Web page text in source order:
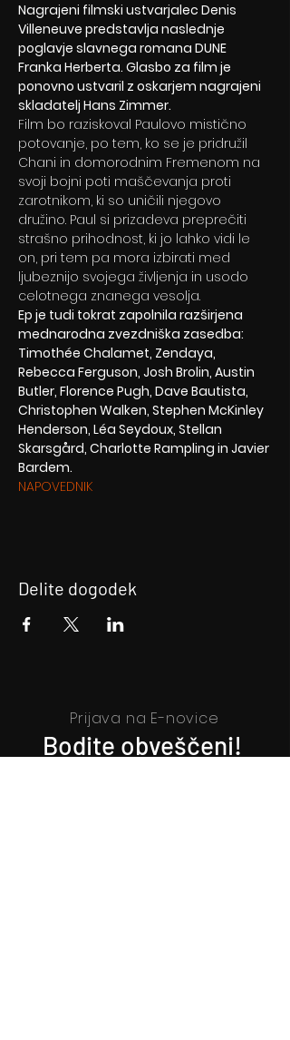
Nagrajeni filmski ustvarjalec Denis
Villeneuve predstavlja naslednje
poglavje slavnega romana DUNE
Franka Herberta. Glasbo za film je
ponovno ustvaril z oskarjem nagrajeni
skladatelj Hans Zimmer.
Film bo raziskoval Paulovo mistično
potovanje, po tem, ko se je pridružil
Chani in domorodnim Fremenom na
svoji bojni poti maščevanja proti
zarotnikom, ki so uničili njegovo
družino. Paul si prizadeva preprečiti
strašno prihodnost, ki jo lahko vidi le
on, pri tem pa mora izbirati med
ljubeznijo svojega življenja in usodo
celotnega znanega vesolja.
Ep je tudi tokrat zapolnila razširjena
mednarodna zvezdniška zasedba:
Timothée Chalamet, Zendaya,
Rebecca Ferguson, Josh Brolin, Austin
Butler, Florence Pugh, Dave Bautista,
Christophen Walken, Stephen McKinley
Henderson, Léa Seydoux, Stellan
Skarsgård, Charlotte Rampling in Javier
Bardem.
NAPOVEDNIK
Delite dogodek
Prijava na E-novice
Bodite obveščeni!